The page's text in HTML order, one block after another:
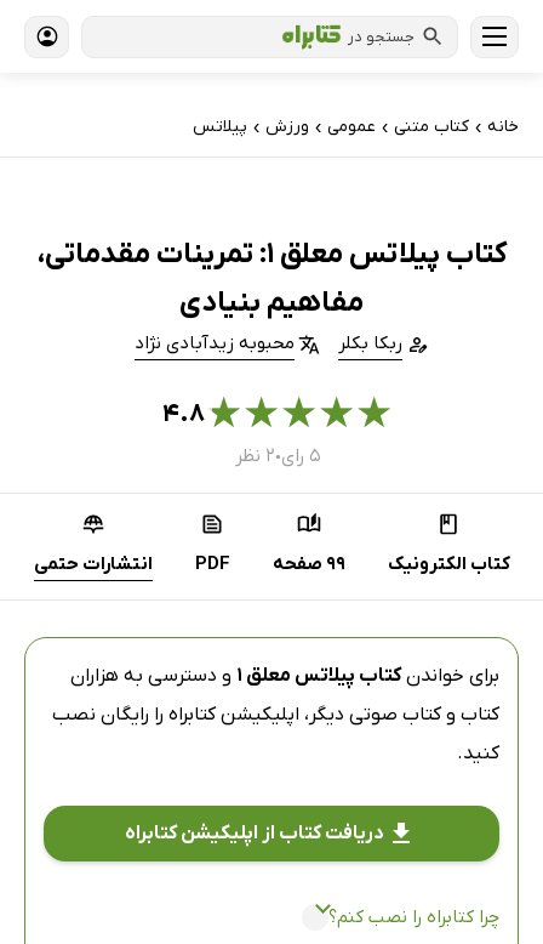
جستجو در
خانه › کتاب‌ متنی › عمومی › ورزش › پیلاتس
کتاب پیلاتس معلق 1: تمرینات مقدماتی،
مفاهیم بنیادی
ربکا بکلر محبوبه زیدآبادی نژاد
★
★
★
★
★۴.۸
۵ رای ● ۲ نظر
کتاب الکترونیک 99 صفحه PDF انتشارات حتمی
برای خواندنکتاب پیلاتس معلق 1
و دسترسی به هزاران
کتاب و کتاب صوتی دیگر، اپلیکیشن کتابراه را رایگان نصب
کنید.
دریافت کتاب از اپلیکیشن کتابراه
چرا کتابراه را نصب کنم؟